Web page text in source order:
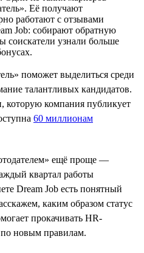
Её получают
работают с отзывами
Job: собирают обратную
соискатели узнали больше
поможет выделиться среди
талантливых кандидатов.
которую компания публикует
60 миллионам
ещё проще —
квартал работы
Dream Job есть понятный
каким образом статус
прокачивать HR-
по новым правилам.